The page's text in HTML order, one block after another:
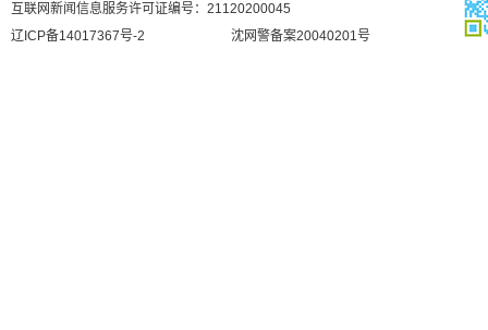
互联网新闻信息服务许可证编号：21120200045
辽ICP备14017367号-2
沈网警备案20040201号